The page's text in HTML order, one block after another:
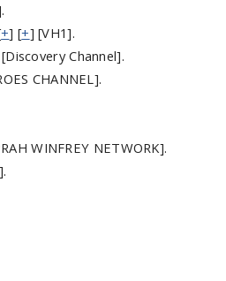
+] [+] [VH1].
Channel].
CHANNEL].
WINFREY NETWORK].